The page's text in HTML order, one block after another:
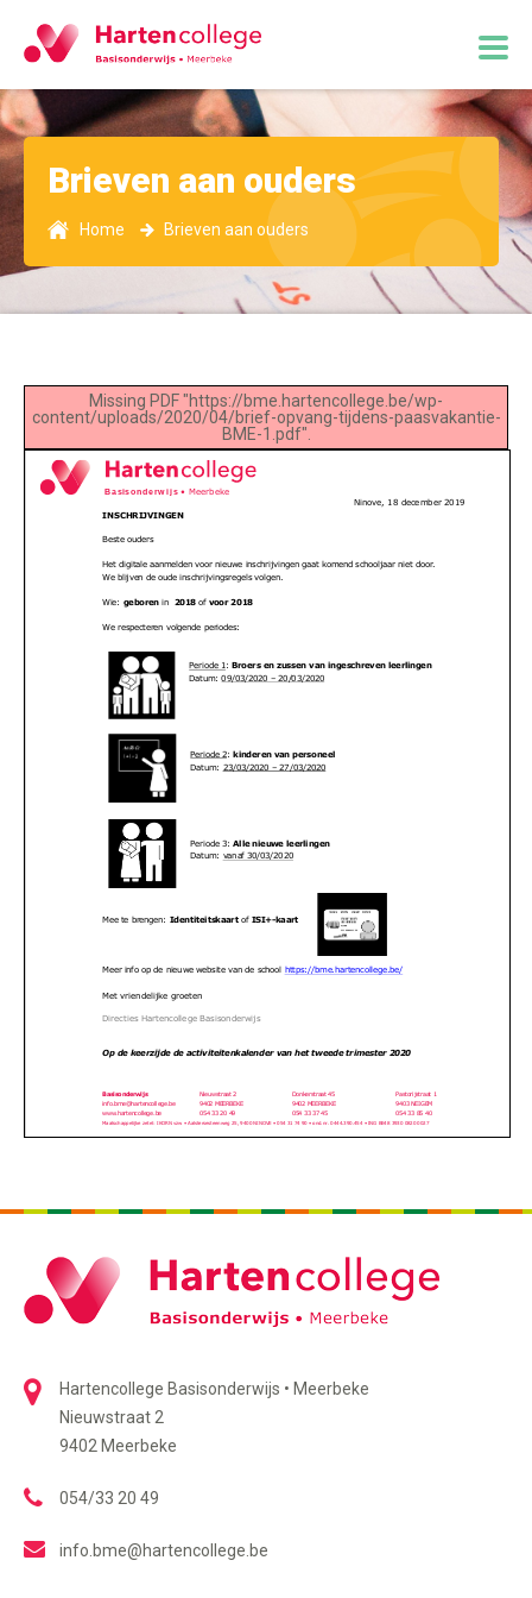
Brieven aan ouders
Home Brieven aan ouders
Missing PDF "https://bme.hartencollege.be/wp-
content/uploads/2020/04/brief-opvang-tijdens-paasvakantie-
BME-1.pdf".
Hartencollege Basisonderwijs • Meerbeke
Nieuwstraat 2
9402 Meerbeke
054/33 20 49
info.bme@hartencollege.be